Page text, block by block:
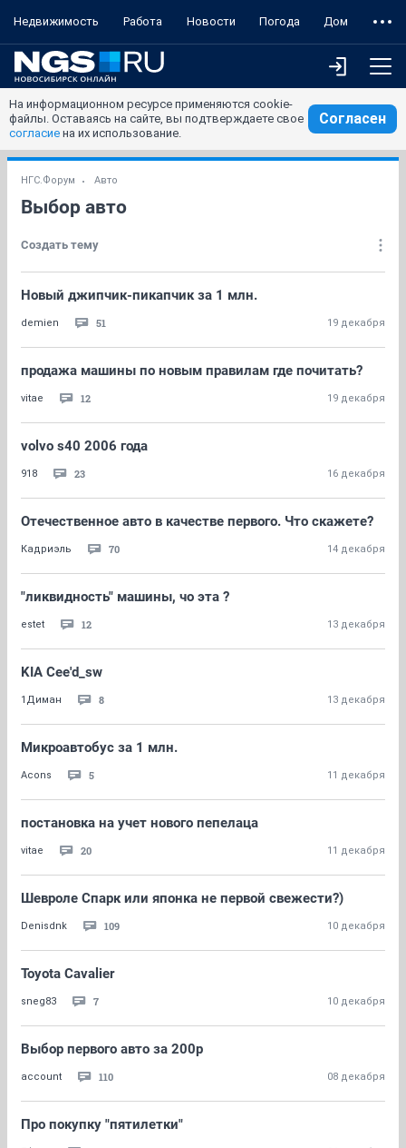
Недвижимость Работа Новости Погода Дом
На информационном ресурсе применяются cookie-
файлы. Оставаясь на сайте, вы подтверждаете свое
согласие на их использование.
Согласен
НГС.Форум Авто
Выбор авто
Создать тему
Новый джипчик-пикапчик за 1 млн.
demien 51 19 декабря
продажа машины по новым правилам где почитать?
vitae 12 19 декабря
volvo s40 2006 года
918 23 16 декабря
Отечественное авто в качестве первого. Что скажете?
Кадриэль 70 14 декабря
"ликвидность" машины, чо эта ?
estet 12 13 декабря
KIA Cee'd_sw
1Диман 8 13 декабря
Микроавтобус за 1 млн.
Acons 5 11 декабря
постановка на учет нового пепелаца
vitae 20 11 декабря
Шевроле Спарк или японка не первой свежести?)
Denisdnk 109 10 декабря
Toyota Cavalier
sneg83 7 10 декабря
Выбор первого авто за 200р
account 110 08 декабря
Про покупку "пятилетки"